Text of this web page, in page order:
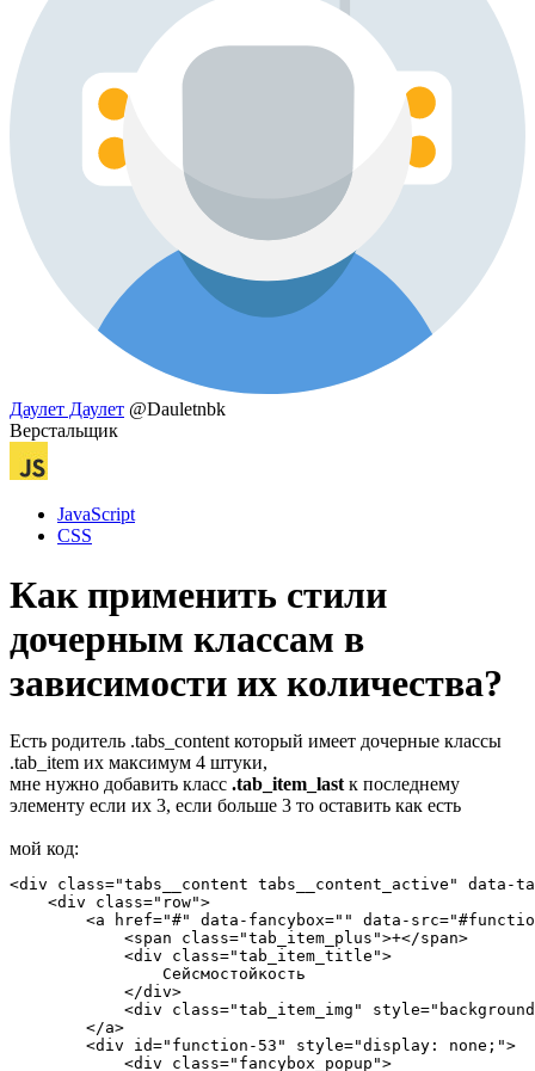
Даулет Даулет @Dauletnbk
Верстальщик
JavaScript
CSS
Как применить стили
дочерным классам в
зависимости их количества?
Есть родитель .tabs_content который имеет дочерные классы
.tab_item их максимум 4 штуки,
мне нужно добавить класс .tab_item_last к последнему
элементу если их 3, если больше 3 то оставить как есть
мой код:
<div class="tabs__content tabs__content_active" data-
    <div class="row">
<a href="#" data-fancybox="" data-
            <span class="tab_item_plus">+</span>
            <div class="tab_item_title">
                Сейсмостойкость
            </div>
<div class="tab_item_img"
        </a>
        <div id="function-53" style="display: none;">
            <div class="fancybox_popup">